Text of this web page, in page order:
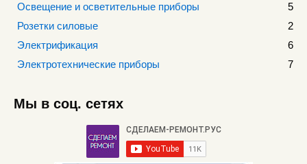
Освещение и осветительные приборы
5
Розетки силовые
2
Электрификация
6
Электротехнические приборы
7
Мы в соц. сетях